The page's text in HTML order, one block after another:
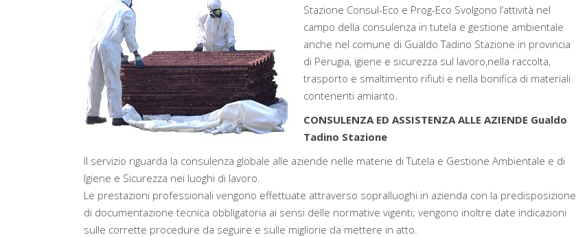
Stazione Consul-Eco e Prog-Eco Svolgono l’attività nel
campo della consulenza in tutela e gestione ambientale
anche nel comune di Gualdo Tadino Stazione in provincia
di Perugia, igiene e sicurezza sul lavoro,nella raccolta,
trasporto e smaltimento rifiuti e nella bonifica di materiali
contenenti amianto.
CONSULENZA ED ASSISTENZA ALLE AZIENDE Gualdo
Tadino Stazione
Il servizio riguarda la consulenza globale alle aziende nelle materie di Tutela e Gestione Ambientale e di
Igiene e Sicurezza nei luoghi di lavoro.
Le prestazioni professionali vengono effettuate attraverso sopralluoghi in azienda con la predisposizione
di documentazione tecnica obbligatoria ai sensi delle normative vigenti; vengono inoltre date indicazioni
sulle corrette procedure da seguire e sulle migliorie da mettere in atto.